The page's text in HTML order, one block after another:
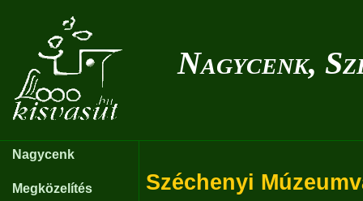
Nagycenk,
Nagycenk
Megközelítés
Széchenyi